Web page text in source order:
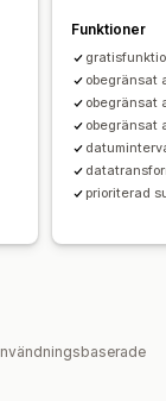
Funktioner
obegränsat
obegränsat
obegränsat
prioriterad